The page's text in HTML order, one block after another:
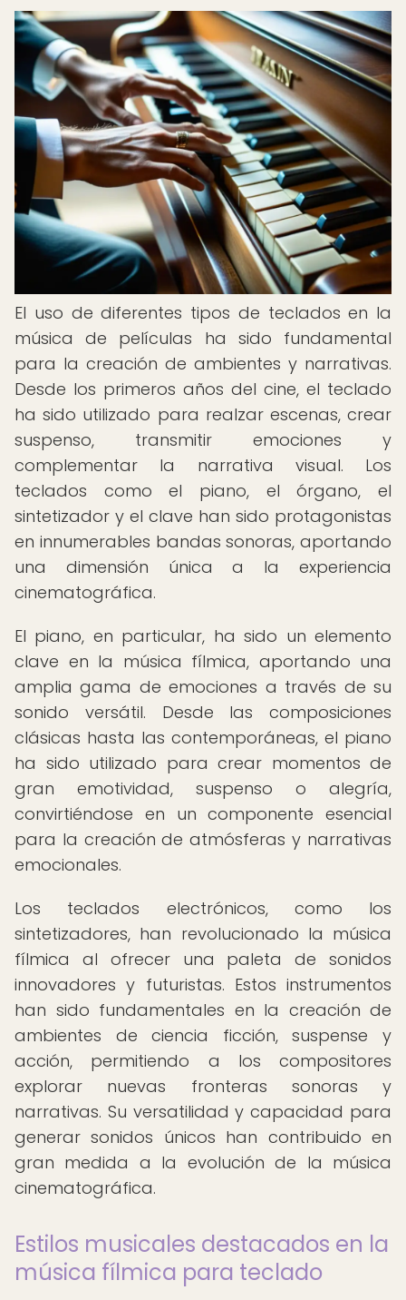
El uso de diferentes tipos de teclados en la
música de películas ha sido fundamental
para la creación de ambientes y narrativas.
Desde los primeros años del cine, el teclado
ha sido utilizado para realzar escenas, crear
suspenso, transmitir emociones y
complementar la narrativa visual. Los
teclados como el piano, el órgano, el
sintetizador y el clave han sido protagonistas
en innumerables bandas sonoras, aportando
una dimensión única a la experiencia
cinematográfica.
El piano, en particular, ha sido un elemento
clave en la música fílmica, aportando una
amplia gama de emociones a través de su
sonido versátil. Desde las composiciones
clásicas hasta las contemporáneas, el piano
ha sido utilizado para crear momentos de
gran emotividad, suspenso o alegría,
convirtiéndose en un componente esencial
para la creación de atmósferas y narrativas
emocionales.
Los teclados electrónicos, como los
sintetizadores, han revolucionado la música
fílmica al ofrecer una paleta de sonidos
innovadores y futuristas. Estos instrumentos
han sido fundamentales en la creación de
ambientes de ciencia ficción, suspense y
acción, permitiendo a los compositores
explorar nuevas fronteras sonoras y
narrativas. Su versatilidad y capacidad para
generar sonidos únicos han contribuido en
gran medida a la evolución de la música
cinematográfica.
Estilos musicales destacados en la
música fílmica para teclado